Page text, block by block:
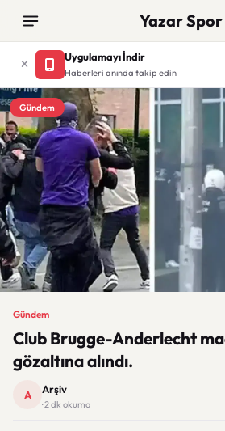
Yazar Spor
Uygulamayı İndir
Haberleri anında takip edin
Gündem
Gündem
Club Brugge-Anderlecht
gözaltına alındı.
A Arşiv
· 2 dk okuma